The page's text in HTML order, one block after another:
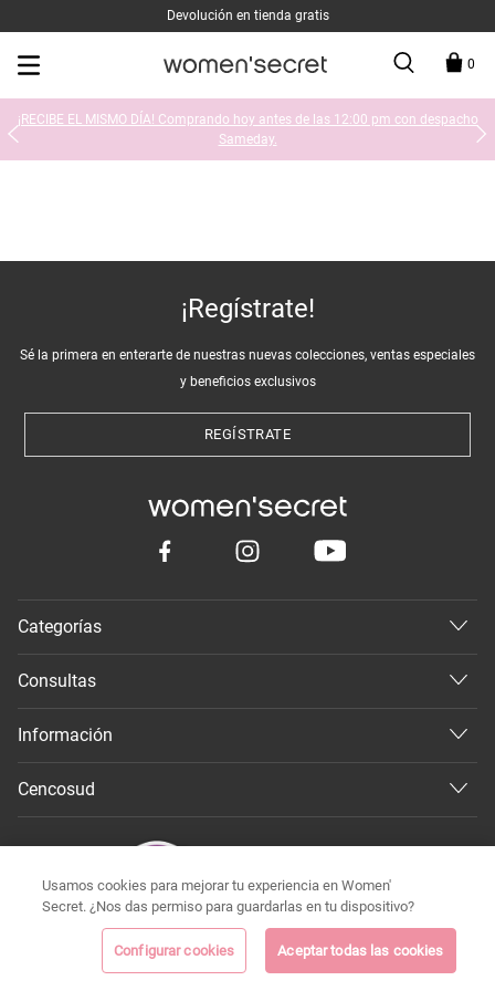
Devolución en tienda gratis
0
¡RECIBE EL MISMO DÍA! Comprando hoy antes de las 12:00 pm con despacho
Sameday.
¡Regístrate!
Sé la primera en enterarte de nuestras nuevas colecciones, ventas especiales
y beneficios exclusivos
REGÍSTRATE
Categorías
Consultas
Información
Cencosud
Todos los derechos reservados 2026 ©
Usamos cookies para mejorar tu experiencia en Women'
Secret. ¿Nos das permiso para guardarlas en tu dispositivo?
Configurar cookies Aceptar todas las cookies